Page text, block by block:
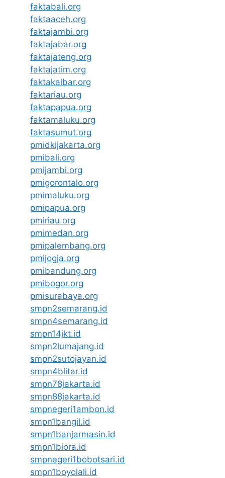
faktabali.org
faktaaceh.org
faktajambi.org
faktajabar.org
faktajateng.org
faktajatim.org
faktakalbar.org
faktariau.org
faktapapua.org
faktamaluku.org
faktasumut.org
pmidkijakarta.org
pmibali.org
pmijambi.org
pmigorontalo.org
pmimaluku.org
pmipapua.org
pmiriau.org
pmimedan.org
pmipalembang.org
pmijogja.org
pmibandung.org
pmibogor.org
pmisurabaya.org
smpn2semarang.id
smpn4semarang.id
smpn14jkt.id
smpn2lumajang.id
smpn2sutojayan.id
smpn4blitar.id
smpn78jakarta.id
smpn88jakarta.id
smpnegeri1ambon.id
smpn1bangil.id
smpn1banjarmasin.id
smpn1biora.id
smpnegeri1bobotsari.id
smpn1boyolali.id